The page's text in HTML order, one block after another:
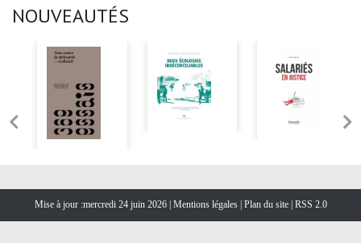
NOUVEAUTÉS
Mise à jour :mercredi 24 juin 2026 | Mentions légales Plan du site RSS 2.0